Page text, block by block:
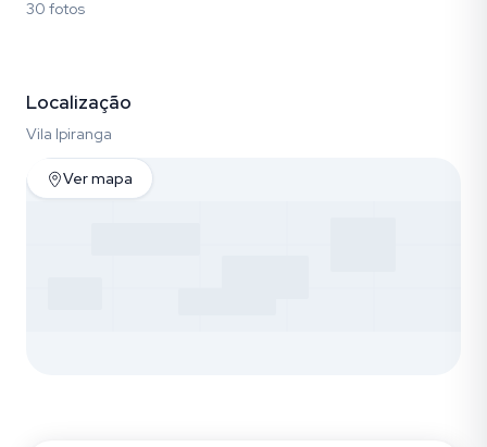
30 fotos
Localização
Vila Ipiranga
Ver mapa